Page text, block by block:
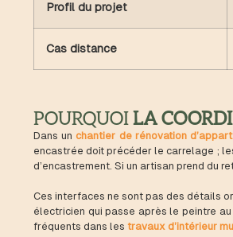
Profil du projet
Cas distance
POURQUOI LA
Dans un chantier de rénovation
encastrée doit précéder le carrelage ;
d’encastrement. Si un artisan prend du
Ces interfaces ne sont pas des détails
électricien qui passe après le peintre
fréquents dans les travaux d’intérieur